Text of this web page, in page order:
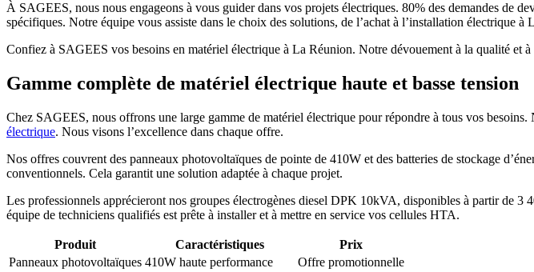
À SAGEES, nous nous engageons à vous guider dans vos projets électriques. 80% des demandes de
spécifiques. Notre équipe vous assiste dans le choix des solutions, de l’achat à l’installation électrique à
Confiez à SAGEES vos besoins en matériel électrique à La Réunion. Notre dévouement à la qualité et à
Gamme complète de matériel électrique haute et basse tension
Chez SAGEES, nous offrons une large gamme de matériel électrique pour répondre à tous vos
électrique. Nous visons l’excellence dans chaque offre.
Nos offres couvrent des panneaux photovoltaïques de pointe de 410W et des batteries de stockage
conventionnels. Cela garantit une solution adaptée à chaque projet.
Les professionnels apprécieront nos groupes électrogènes diesel DPK 10kVA, disponibles à partir de
équipe de techniciens qualifiés est prête à installer et à mettre en service vos cellules HTA.
Produit Caractéristiques
Prix
Panneaux photovoltaïques 410W haute performance
Offre promotionnelle